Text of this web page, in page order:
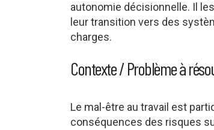
autonomie décisionnelle. Il
leur transition vers des
charges.
Contexte / Problème à
Le mal-être au travail est
conséquences des risques